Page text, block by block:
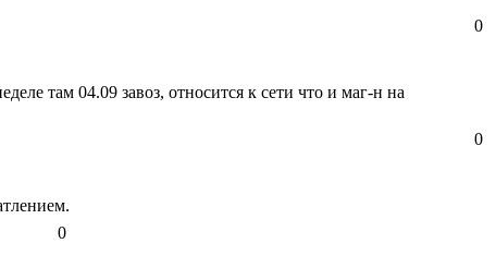
0
там 04.09 завоз, относится к сети что и маг-н на
0
0